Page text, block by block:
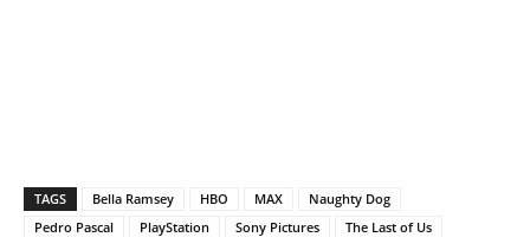
TAGS Bella Ramsey HBO MAX
Naughty Dog
Pedro Pascal
PlayStation Sony Pictures The Last of Us